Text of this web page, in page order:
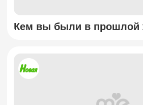
Кем вы были в прошлой